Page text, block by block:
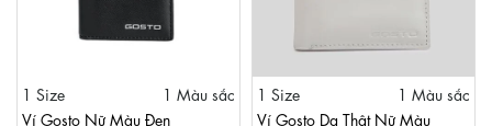
1 Size
1 Màu sắc
Ví Gosto Nữ Màu Đen
1 Size
1 Màu sắc
Ví Gosto Da Thật Nữ Màu